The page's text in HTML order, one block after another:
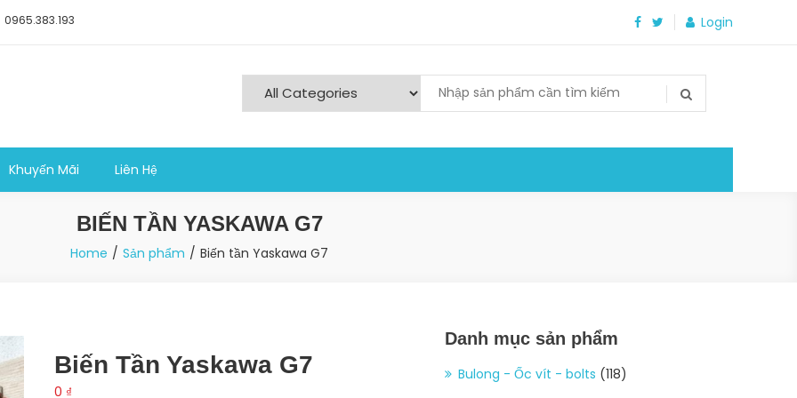
0965.383.193 Login
Khuyến Mãi Liên Hệ
BIẾN TẦN YASKAWA G7
Home Sản phẩm Biến tần Yaskawa G7
Biến Tần Yaskawa G7
0 ₫
Danh mục sản phẩm
Bulong - Ốc vít - bolts (118)